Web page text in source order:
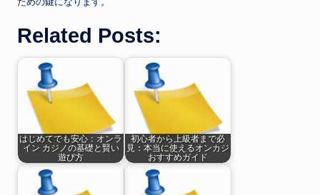
Related Posts:
はじめてでも安心：オンラ
イン カジノの基礎と賢い
遊び方
初心者から上級者まで必
見：本当に使えるオンカジ
おすすめガイド